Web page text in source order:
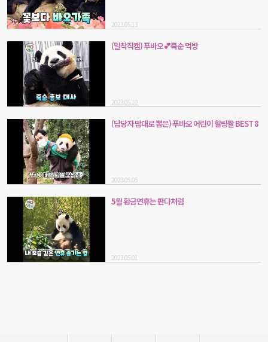
2023.05.13
(밀착직캠) 푸바오💕죽순 먹방
2023.05.10
(담당자 맘대로 뽑은) 푸바오 어린이 힐링짤 BEST 8
2023.05.05
5월 황금연휴는 판다처럼
2023.05.01